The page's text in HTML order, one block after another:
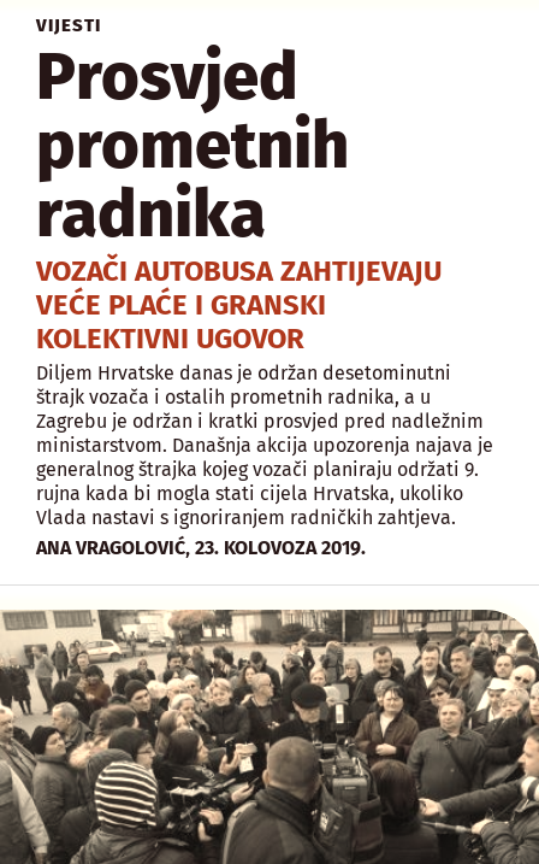
VIJESTI
Prosvjed
prometnih
radnika
VOZAČI AUTOBUSA ZAHTIJEVAJU
VEĆE PLAĆE I GRANSKI
KOLEKTIVNI UGOVOR
Diljem Hrvatske danas je održan desetominutni
štrajk vozača i ostalih prometnih radnika, a u
Zagrebu je održan i kratki prosvjed pred nadležnim
ministarstvom. Današnja akcija upozorenja najava je
generalnog štrajka kojeg vozači planiraju održati 9.
rujna kada bi mogla stati cijela Hrvatska, ukoliko
Vlada nastavi s ignoriranjem radničkih zahtjeva.
ANA VRAGOLOVIĆ, 23. KOLOVOZA 2019.